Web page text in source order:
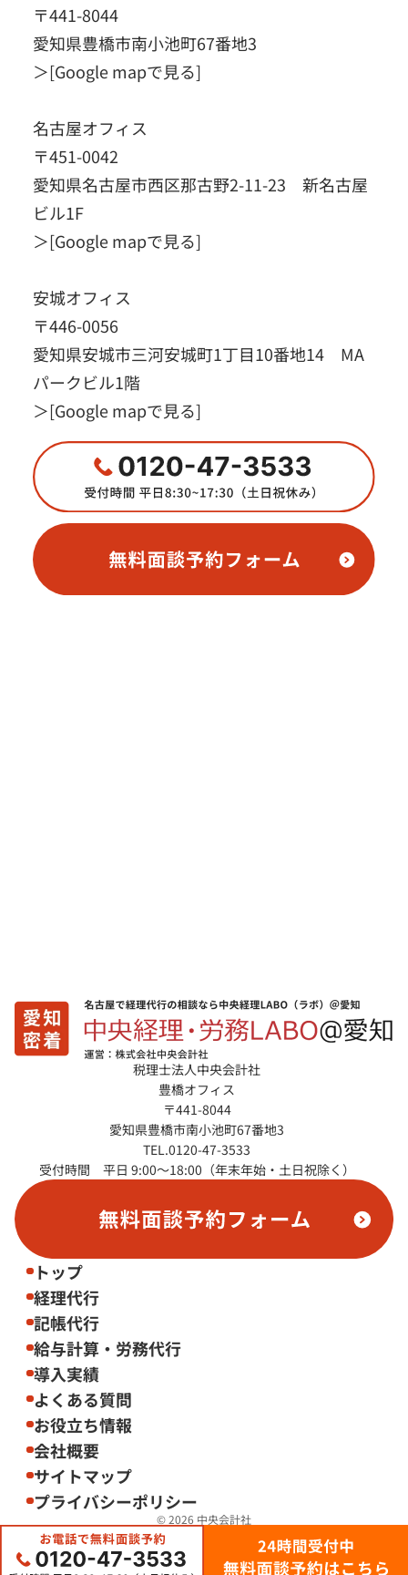
〒441-8044
愛知県豊橋市南小池町67番地3
＞[Google mapで見る]
名古屋オフィス
〒451-0042
愛知県名古屋市西区那古野2-11-23 新名古屋
ビル1F
＞[Google mapで見る]
安城オフィス
〒446-0056
愛知県安城市三河安城町1丁目10番地14 MA
パークビル1階
＞[Google mapで見る]
税理士法人中央会計社
豊橋オフィス
〒441-8044
愛知県豊橋市南小池町67番地3
TEL.0120-47-3533
受付時間 平日 9:00～18:00（年末年始・土日祝除く）
トップ
経理代行
記帳代行
給与計算・労務代行
導入実績
よくある質問
お役立ち情報
会社概要
サイトマップ
プライバシーポリシー
© 2026 中央会計社